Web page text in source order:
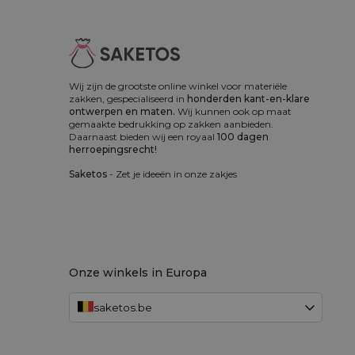
Wij zijn de grootste online winkel voor materiële
zakken, gespecialiseerd in honderden kant-en-klare
ontwerpen en maten. Wij kunnen ook op maat
gemaakte bedrukking op zakken aanbieden.
Daarnaast bieden wij een royaal 100 dagen
herroepingsrecht!
Saketos - Zet je ideeën in onze zakjes
Onze winkels in Europa
saketos.be